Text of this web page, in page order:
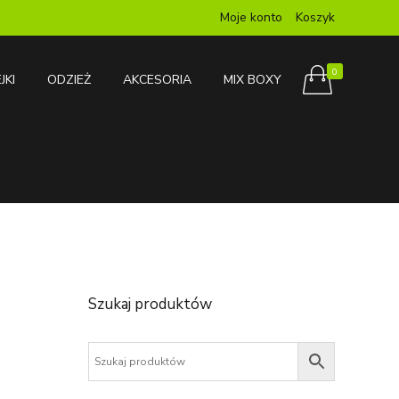
Moje konto Koszyk
0
ODZIEŻ AKCESORIA MIX BOXY
Szukaj produktów